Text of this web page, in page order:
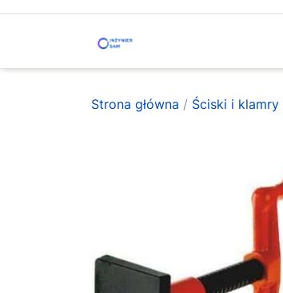
Strona główna / Ściski i klamry